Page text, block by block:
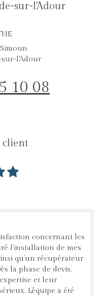
sur-l'Adour
sur-l'Adour
10 08
client
concernant les
l’installation de mes
qu’un récupérateur
la phase de devis,
et leur
L’équipe a été